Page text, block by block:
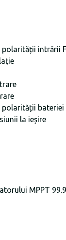
intrării
polarității bateriei
la ieșire
MPPT